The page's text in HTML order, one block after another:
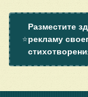
⭐
Разместите
рекламу